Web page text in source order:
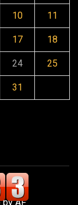
10 11
17 18
24 25
31
by AF